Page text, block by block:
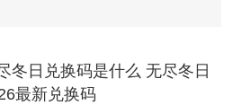
冬日兑换码是什么 无尽冬日
最新兑换码